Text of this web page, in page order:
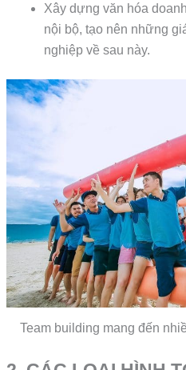
Xây dựng văn hóa
nội bộ, tạo nên những
nghiệp về sau này.
Team building mang đến